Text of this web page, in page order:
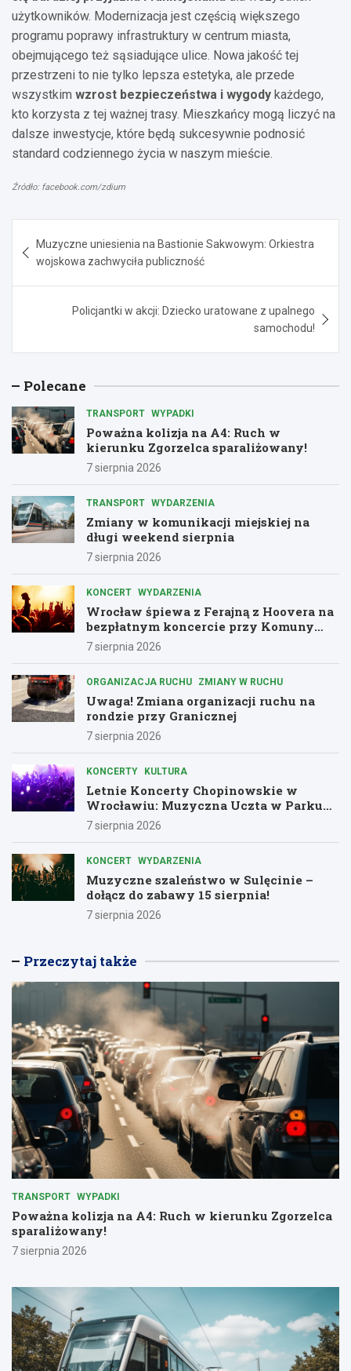
użytkowników. Modernizacja jest częścią większego
programu poprawy infrastruktury w centrum miasta,
obejmującego też sąsiadujące ulice. Nowa jakość tej
przestrzeni to nie tylko lepsza estetyka, ale przede
wszystkim wzrost bezpieczeństwa i wygody każdego,
kto korzysta z tej ważnej trasy. Mieszkańcy mogą liczyć na
dalsze inwestycje, które będą sukcesywnie podnosić
standard codziennego życia w naszym mieście.
Źródło: facebook.com/zdium
wpisu
Muzyczne uniesienia na Bastionie Sakwowym: Orkiestra
wojskowa zachwyciła publiczność
Policjantki w akcji: Dziecko uratowane z upalnego
samochodu!
Polecane
TRANSPORT WYPADKI
Poważna kolizja na A4: Ruch w
kierunku Zgorzelca sparaliżowany!
7 sierpnia 2026
TRANSPORT WYDARZENIA
Zmiany w komunikacji miejskiej na
długi weekend sierpnia
7 sierpnia 2026
KONCERT WYDARZENIA
Wrocław śpiewa z Ferajną z Hoovera na
bezpłatnym koncercie przy Komuny
Paryskiej
7 sierpnia 2026
ORGANIZACJA RUCHU ZMIANY W RUCHU
Uwaga! Zmiana organizacji ruchu na
rondzie przy Granicznej
7 sierpnia 2026
KONCERTY KULTURA
Letnie Koncerty Chopinowskie w
Wrocławiu: Muzyczna Uczta w Parku
Południowym!
7 sierpnia 2026
KONCERT WYDARZENIA
Muzyczne szaleństwo w Sulęcinie –
dołącz do zabawy 15 sierpnia!
7 sierpnia 2026
Przeczytaj także
TRANSPORT WYPADKI
Poważna kolizja na A4: Ruch w kierunku Zgorzelca
sparaliżowany!
7 sierpnia 2026